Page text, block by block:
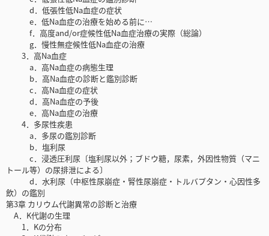
d．低張性低Na血症の症状
e．低Na血症の治療を始める前に…
f．高度and/or症候性低Na血症治療の実際（総論）
g．慢性無症候性低Na血症の治療
3．高Na血症
a．高Na血症の病態生理
b．高Na血症の診断と鑑別診断
c．高Na血症の症状
d．高Na血症の予後
e．高Na血症の治療
4．多尿性疾患
a．多尿の鑑別診断
b．塩利尿
c．浸透圧利尿〔塩利尿以外；ブドウ糖，尿素，外因性物質（マニ
トール等）の尿排泄による〕
d．水利尿（中枢性尿崩症・腎性尿崩症・トルバプタン・心因性多
飲）の鑑別
第3章 カリウム代謝異常の診断と治療
A．K代謝の生理
1．Kの分布